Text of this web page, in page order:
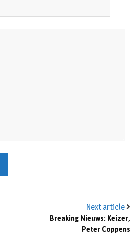
Next article
Breaking Nieuws: Keizer,
Peter Coppens